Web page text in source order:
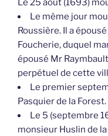
Le 25 août (1693)
Le même jour
Roussière. Il a
Foucherie, duquel
épousé Mr
perpétuel de cette
Le premier
Pasquier de la Forest.
Le 5 (septembre
monsieur Huslin de la